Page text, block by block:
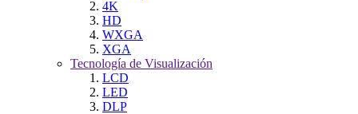
4K
HD
WXGA
XGA
Tecnología de Visualización
LCD
LED
DLP